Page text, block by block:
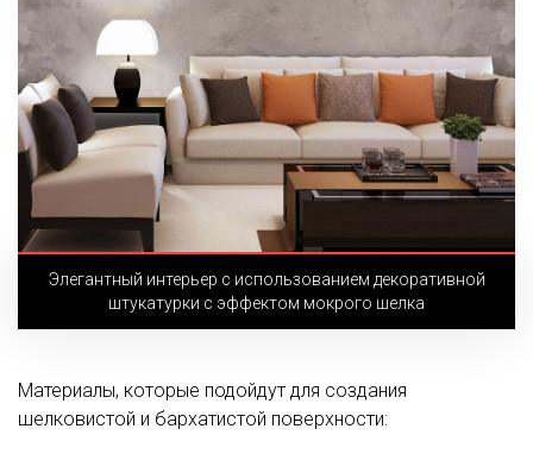
Элегантный интерьер с использованием декоративной
штукатурки с эффектом мокрого шелка
Материалы, которые подойдут для создания
шелковистой и бархатистой поверхности: